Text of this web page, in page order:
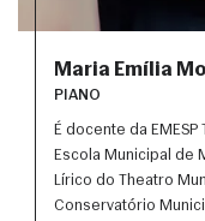
Maria Emília
PIANO
É docente da
Escola Municipal de
Lírico do Theatro
Conservatório